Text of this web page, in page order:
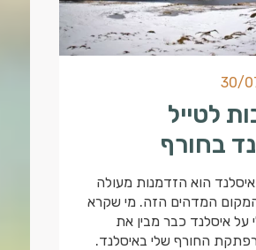
30/
לטייל
בחורף
הוא הזדמנות מעולה
המדהים הזה. מי שקרא
על איסלנד כבר מבין את
החורף שלי באיסלנד.